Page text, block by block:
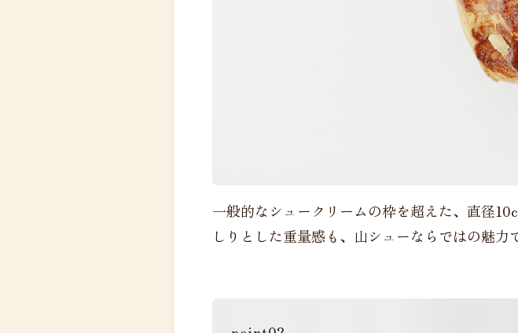
一般的なシュークリームの枠を超えた、直径
しりとした重量感も、山シューならではの魅力